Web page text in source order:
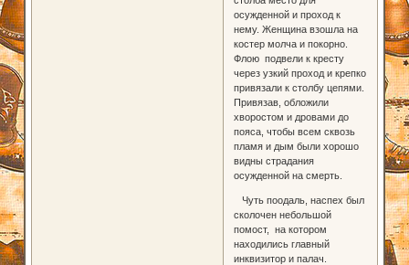
осужденной и проход к
нему. Женщина взошла на
костер молча и покорно.
Флою подвели к кресту
через узкий проход и крепко
привязали к столбу цепями.
Привязав, обложили
хворостом и дровами до
пояса, чтобы всем сквозь
пламя и дым были хорошо
видны страдания
осужденной на смерть.
Чуть поодаль, наспех был
сколочен небольшой
помост, на котором
находились главный
инквизитор и палач.